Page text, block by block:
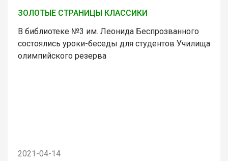
ЗОЛОТЫЕ СТРАНИЦЫ КЛАССИКИ
В библиотеке №3 им. Леонида Беспрозванного
состоялись уроки-беседы для студентов Училища
олимпийского резерва
2021-04-14